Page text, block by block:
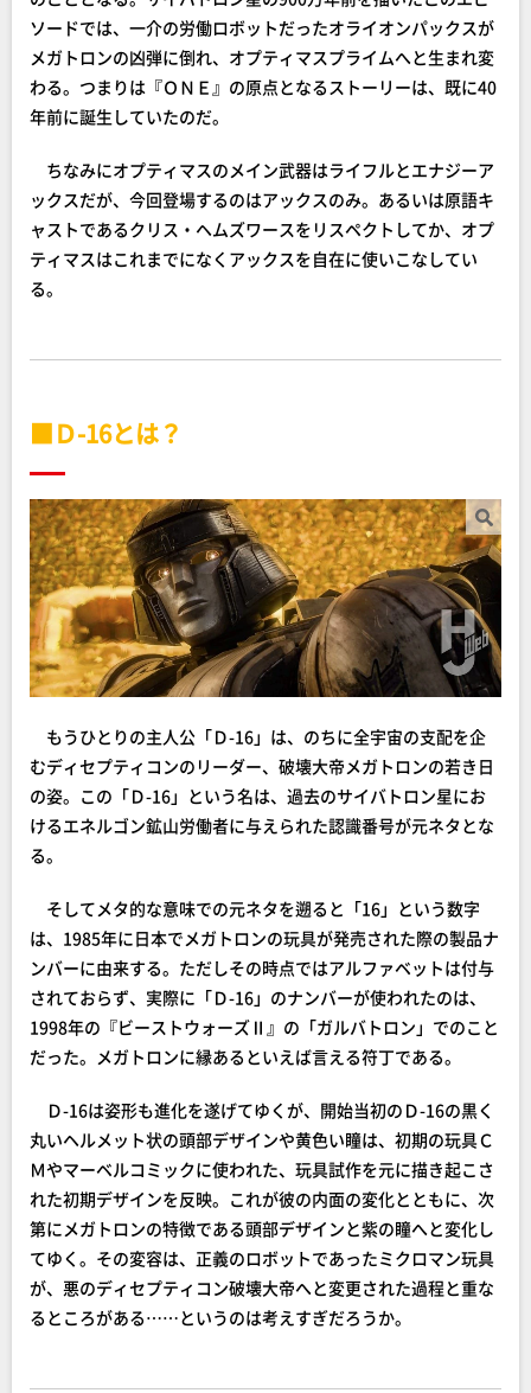
ソードでは、一介の労働ロボットだったオライオンパックスが
メガトロンの凶弾に倒れ、オプティマスプライムへと生まれ変
わる。つまりは『ＯＮＥ』の原点となるストーリーは、既に40
年前に誕生していたのだ。
ちなみにオプティマスのメイン武器はライフルとエナジーア
ックスだが、今回登場するのはアックスのみ。あるいは原語キ
ャストであるクリス・ヘムズワースをリスペクトしてか、オプ
ティマスはこれまでになくアックスを自在に使いこなしてい
る。
■Ｄ-16とは？
もうひとりの主人公「Ｄ-16」は、のちに全宇宙の支配を企
むディセプティコンのリーダー、破壊大帝メガトロンの若き日
の姿。この「Ｄ-16」という名は、過去のサイバトロン星にお
けるエネルゴン鉱山労働者に与えられた認識番号が元ネタとな
る。
そしてメタ的な意味での元ネタを遡ると「16」という数字
は、1985年に日本でメガトロンの玩具が発売された際の製品ナ
ンバーに由来する。ただしその時点ではアルファベットは付与
されておらず、実際に「Ｄ-16」のナンバーが使われたのは、
1998年の『ビーストウォーズⅡ』の「ガルバトロン」でのこと
だった。メガトロンに縁あるといえば言える符丁である。
Ｄ-16は姿形も進化を遂げてゆくが、開始当初のＤ-16の黒く
丸いヘルメット状の頭部デザインや黄色い瞳は、初期の玩具Ｃ
Ｍやマーベルコミックに使われた、玩具試作を元に描き起こさ
れた初期デザインを反映。これが彼の内面の変化とともに、次
第にメガトロンの特徴である頭部デザインと紫の瞳へと変化し
てゆく。その変容は、正義のロボットであったミクロマン玩具
が、悪のディセプティコン破壊大帝へと変更された過程と重な
るところがある……というのは考えすぎだろうか。